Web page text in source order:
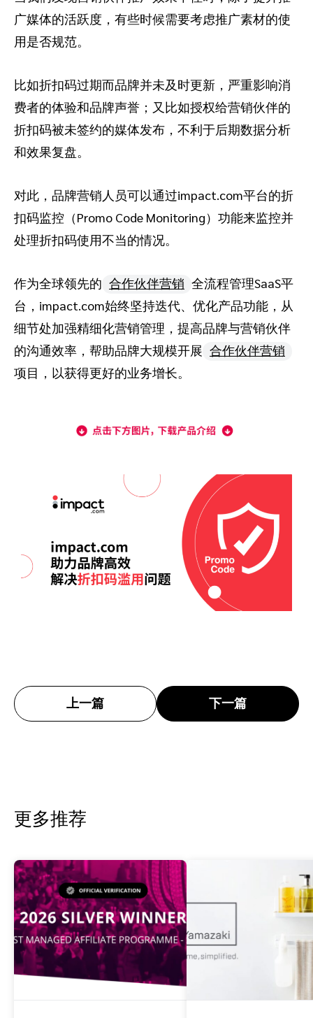
广媒体的活跃度，有些时候需要考虑推广素材的使
用是否规范。
比如折扣码过期而品牌并未及时更新，严重影响消
费者的体验和品牌声誉；又比如授权给营销伙伴的
折扣码被未签约的媒体发布，不利于后期数据分析
和效果复盘。
对此，品牌营销人员可以通过impact.com平台的折
扣码监控（Promo Code Monitoring）功能来监控并
处理折扣码使用不当的情况。
作为全球领先的 合作伙伴营销 全流程管理SaaS平
台，impact.com始终坚持迭代、优化产品功能，从
细节处加强精细化营销管理，提高品牌与营销伙伴
的沟通效率，帮助品牌大规模开展 合作伙伴营销
项目，以获得更好的业务增长。
上一篇 下一篇
更多推荐